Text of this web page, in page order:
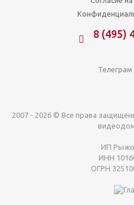
8 (495)
Телеграм
2007 - 2026 © Все права
ИП
ИНН
ОГРН